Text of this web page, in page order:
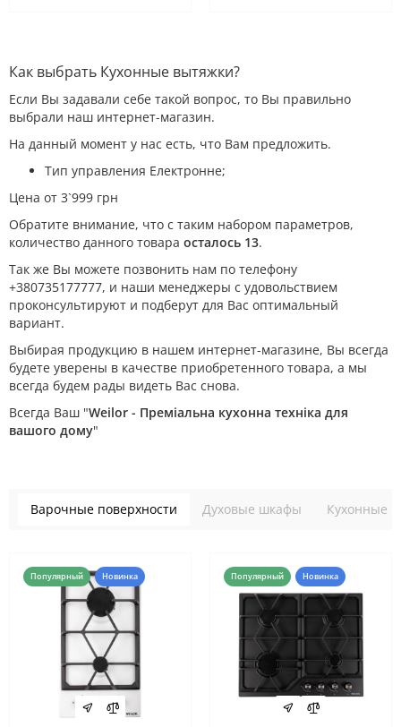
Как выбрать Кухонные вытяжки?
Если Вы задавали себе такой вопрос, то Вы правильно
выбрали наш интернет-магазин.
На данный момент у нас есть, что Вам предложить.
Тип управления Електронне;
Цена от 3`999 грн
Обратите внимание, что с таким набором параметров,
количество данного товара осталось 13.
Так же Вы можете позвонить нам по телефону
+380735177777, и наши менеджеры с удовольствием
проконсультируют и подберут для Вас оптимальный
вариант.
Выбирая продукцию в нашем интернет-магазине, Вы всегда
будете уверены в качестве приобретенного товара, а мы
всегда будем рады видеть Вас снова.
Всегда Ваш "Weilor - Преміальна кухонна техніка для
вашого дому"
Варочные поверхности Духовые шкафы Кухонные
Популярный Новинка Популярный Новинка